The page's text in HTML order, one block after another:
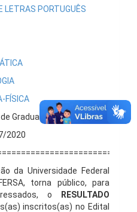
LETRAS PORTUGUÊS
FÍSICA
Graduação
2020
da Universidade Federal
torna público, para
o
RESULTADO
inscritos(as) no Edital